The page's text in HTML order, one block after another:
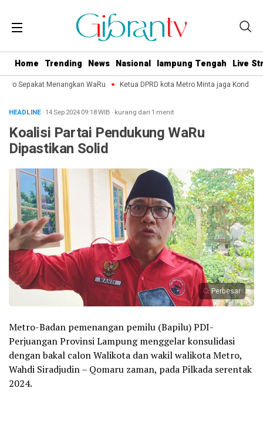
Home Trending News Nasional lampung Tengah Live
Sepakat Menangkan WaRu Ketua DPRD kota Metro Minta jaga
HEADLINE· 14 Sep 202409:18WIB · kurang dari 1 menit
Koalisi Partai Pendukung WaRu
Dipastikan Solid
Perbesar
Metro-Badan pemenangan pemilu (Bapilu) PDI-
Perjuangan Provinsi Lampung menggelar konsulidasi
dengan bakal calon Walikota dan wakil walikota Metro,
Wahdi Siradjudin – Qomaru zaman, pada Pilkada serentak
2024.